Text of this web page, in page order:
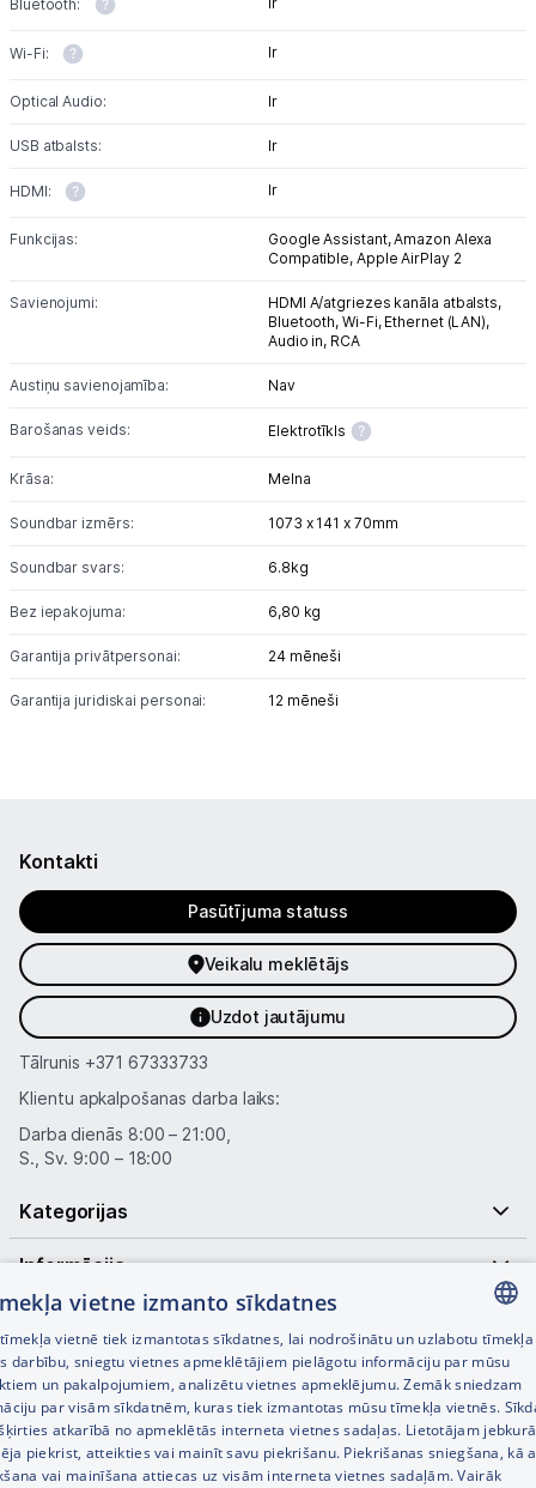
Bluetooth:
Wi-Fi: Ir
Optical Audio: Ir
USB atbalsts: Ir
HDMI: Ir
Funkcijas: Google Assistant,Amazon Alexa
Compatible, Apple AirPlay 2
Savienojumi:
HDMI A/atgriezes kanāla atbalsts,
Bluetooth,Wi-Fi, Ethernet (LAN),
Audio in, RCA
Austiņu savienojamība: Nav
Barošanas veids: Elektrotīkls
Krāsa: Melna
Soundbar izmērs: 1073 x 141 x 70mm
Soundbar svars: 6.8kg
Bez iepakojuma: 6,80 kg
Garantija privātpersonai: 24 mēneši
Garantija juridiskai personai: 12 mēneši
Kontakti
Pasūtījuma statuss
Veikalu meklētājs
Uzdot jautājumu
Tālrunis +371 67333733
Klientu apkalpošanas darba laiks:
Darba dienās 8:00 – 21:00,
S., Sv. 9:00 – 18:00
Kategorijas
Informācija
Noderīgas saites
LATVIAN
RUSSIAN
ENGLISH
vietne izmanto sīkdatnes
vietnē tiek izmantotas sīkdatnes, lai nodrošinātu un uzlabotu tīmekļa
darbību, sniegtu vietnes apmeklētājiem pielāgotu informāciju par mūsu
un pakalpojumiem, analizētu vietnes apmeklējumu. Zemāk sniedzam
par visām sīkdatnēm, kuras tiek izmantotas mūsu tīmekļa vietnēs.
atkarībā no apmeklētās interneta vietnes sadaļas. Lietotājam
piekrist, atteikties vai mainīt savu piekrišanu. Piekrišanas sniegšana, kā
vai mainīšana attiecas uz visām interneta vietnes sadaļām. Vairāk